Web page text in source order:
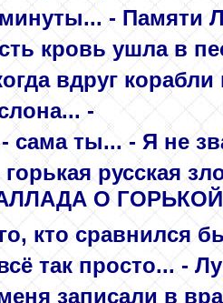
- Памяти
кровь ушла в
вдруг
-
сама ты... - Я не
русская
О
кто сравнился
так просто... -
записали в